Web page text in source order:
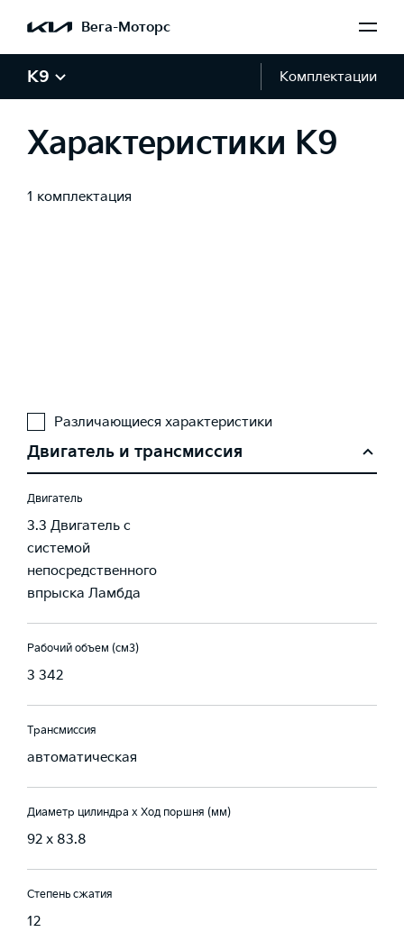
Вега-Моторс
K9 Комплектации
Характеристики K9
1 комплектация
Различающиеся характеристики
Двигатель и трансмиссия
Двигатель
3.3 Двигатель с
системой
непосредственного
впрыска Ламбда
Рабочий объем (см3)
3 342
Трансмиссия
автоматическая
Диаметр цилиндра х Ход поршня (мм)
92 x 83.8
Степень сжатия
12